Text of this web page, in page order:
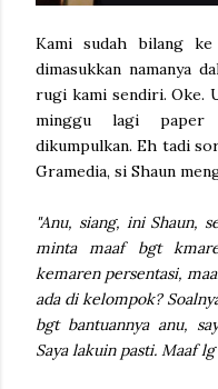
Kami sudah bilang
dimasukkan namanya
rugi kami sendiri. Oke.
minggu lagi paper
dikumpulkan. Eh tadi
Gramedia, si Shaun
"Anu, siang, ini Shaun,
minta maaf bgt
kemaren persentasi,
ada di kelompok?
bgt bantuannya anu,
Saya lakuin pasti. Maaf